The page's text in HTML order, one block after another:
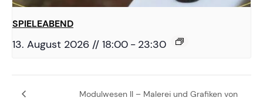
SPIELEABEND
13. August 2026 // 18:00 - 23:30
Modulwesen II – Malerei und Grafiken von